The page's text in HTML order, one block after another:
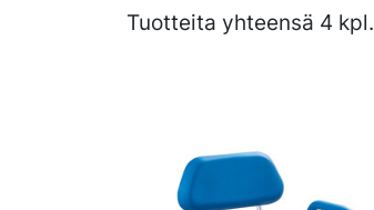
Tuotteita yhteensä 4 kpl.